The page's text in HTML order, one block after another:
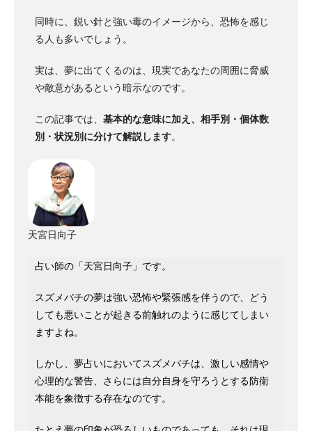
同時に、鋭い針と強い毒のイメージから、恐怖を感じ
る人も多いでしょう。
実は、夢に出てくるのは、現実であなたの周囲に脅威
や敵意があるという暗示なのです。
この記事では、 基本的な意味に加え、相手別・個体数
別・状況別に分けて解説します。
天宮日向子
占い師の「天宮日向子」です。
スズメバチの夢は強い恐怖や緊張感を伴うので、どう
しても悪いことが起きる前触れのように感じてしまい
ますよね。
しかし、夢占いにおいてスズメバチは、激しい感情や
心理的な警告、さらには自分自身を守ろうとする防衛
本能を象徴する存在なのです。